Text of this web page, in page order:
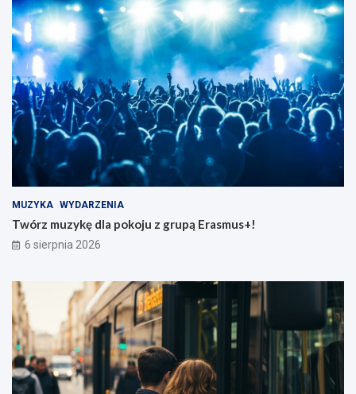
MUZYKA WYDARZENIA
Twórz muzykę dla pokoju z grupą Erasmus+!
6 sierpnia 2026